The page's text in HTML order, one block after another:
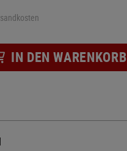
IN DEN WARENKORB